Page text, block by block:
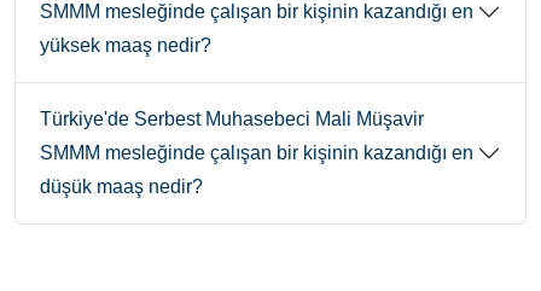
SMMM mesleğinde çalışan bir kişinin kazandığı en
yüksek maaş nedir?
Türkiye'de Serbest Muhasebeci Mali Müşavir
SMMM mesleğinde çalışan bir kişinin kazandığı en
düşük maaş nedir?